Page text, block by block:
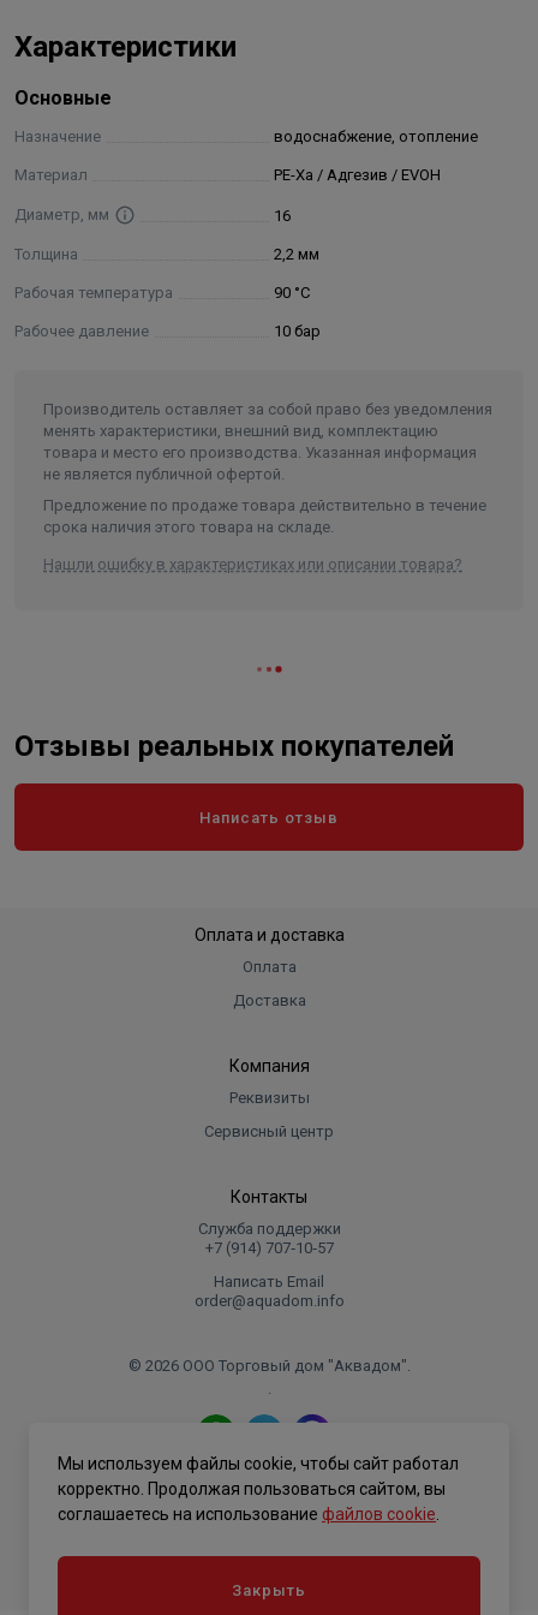
труб PE-X, соединительных фитингов из латуни и
инструмента, а также программного обеспечения для
осуществления работ по проектированию. Данная
системах центрального радиаторного отопления,
напорного горячего и холодного водоснабжения, а
также в системах обогрева поверхностей и
технологических трубопроводов для
транспортирования жидкостей, не агрессивных к
шероховатость поверхности, что исключает
вероятность образования отложений на внутренних
стенках. Благодаря повышенной гибкости трубы,
минимизируется количество соединителей и
переходов, что, в свою очередь, повышает надежность
системы.
Характеристики
Основные
Назначение водоснабжение, отопление
Материал PE-Xa / Адгезив / EVOH
Диаметр, мм 16
Толщина 2,2 мм
Рабочая температура 90 °С
Рабочее давление 10 бар
Производитель оставляет за собой право без уведомления
менять характеристики, внешний вид, комплектацию
товара и место его производства. Указанная информация
не является публичной офертой.
Предложение по продаже товара действительно в течение
срока наличия этого товара на складе.
Нашли ошибку в характеристиках или описании товара?
Отзывы реальных покупателей
Написать отзыв
Оплата и доставка
Оплата
Доставка
Компания
Реквизиты
Сервисный центр
Контакты
Служба поддержки
+7 (914) 707‑10‑57
Написать Email
order@aquadom.info
© 2026 ООО Торговый дом "Аквадом".
.
Политика конфиденциальности
Мы используем файлы cookie, чтобы сайт работал
корректно. Продолжая пользоваться сайтом, вы
соглашаетесь на использование файлов cookie
Закрыть